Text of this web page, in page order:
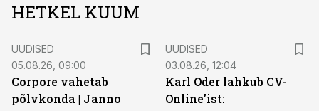
HETKEL KUUM
UUDISED
05.08.26, 09:00
Corpore vahetab
põlvkonda | Janno
UUDISED
03.08.26, 12:04
Karl Oder lahkub CV-
Online’ist: